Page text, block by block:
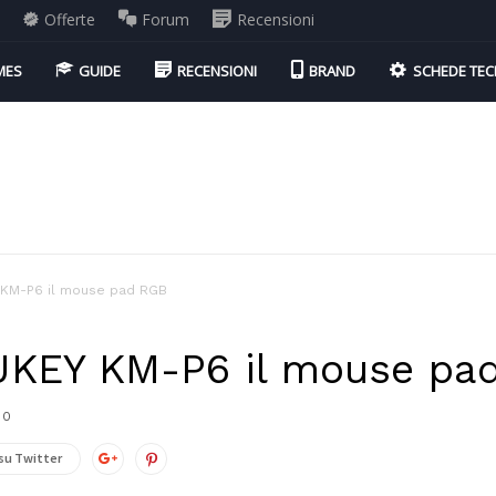
Offerte Forum Recensioni
GUIDE RECENSIONI BRAND SCHEDE
P6 il mouse pad RGB
KM-P6 il mouse
0
Twitter